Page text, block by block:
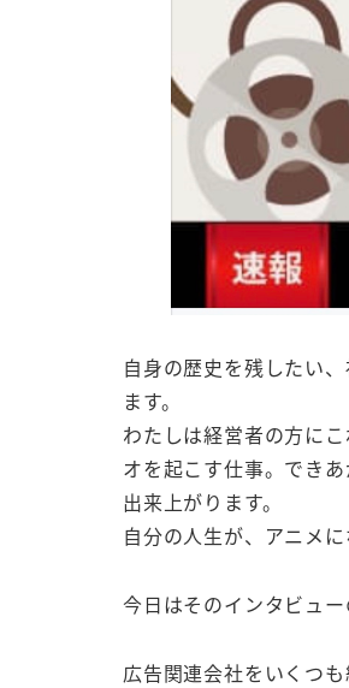
自身の歴史を残したい
ます。
わたしは経営者の方に
オを起こす仕事。でき
出来上がります。
自分の人生が、アニメ
今日はそのインタビュー
広告関連会社をいくつ